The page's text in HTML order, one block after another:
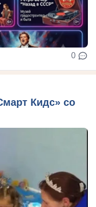
0
Кидс» со